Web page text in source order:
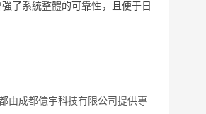
了系統整體的可靠性，且便于日
由成都億宇科技有限公司提供專